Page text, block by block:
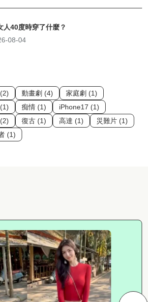
人40度時穿了什麼？
08-04
動畫劇 (4)
家庭劇 (1)
痴情 (1)
iPhone17 (1)
復古 (1) 高達 (1)
災難片 (1)
(1)